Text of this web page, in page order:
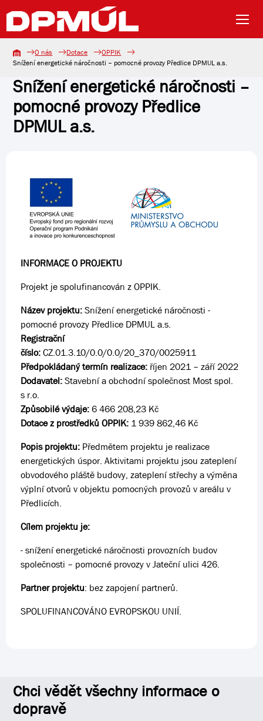
O nás Dotace
OPPIK
Snížení energetické náročnosti – pomocné provozy Předlice DPMUL a.s.
Snížení energetické náročnosti –
pomocné provozy Předlice
DPMUL a.s.
INFORMACE O PROJEKTU
Projekt je spolufinancován z OPPIK.
Název projektu:Snížení energetické náročnosti -
pomocné provozy Předlice DPMUL a.s.
Registrační
číslo:CZ.01.3.10/0.0/0.0/20_370/0025911
Předpokládaný termín realizace:říjen 2021 – září 2022
Dodavatel:Stavební a obchodní společnost Most spol.
s r.o.
Způsobilé výdaje:6 466 208,23 Kč
Dotace z prostředků OPPIK: 1 939 862,46 Kč
Popis projektu: Předmětem projektu je realizace
energetických úspor. Aktivitami projektu jsou zateplení
obvodového pláště budovy, zateplení střechy a výměna
výplní otvorů v objektu pomocných provozů v areálu v
Předlicích.
Cílem projektu je:
- snížení energetické náročnosti provozních budov
společnosti – pomocné provozy v Jateční ulici 426.
Partner projektu: bez zapojení partnerů.
SPOLUFINANCOVÁNO EVROPSKOU UNIÍ.
Chci vědět všechny informace o
dopravě